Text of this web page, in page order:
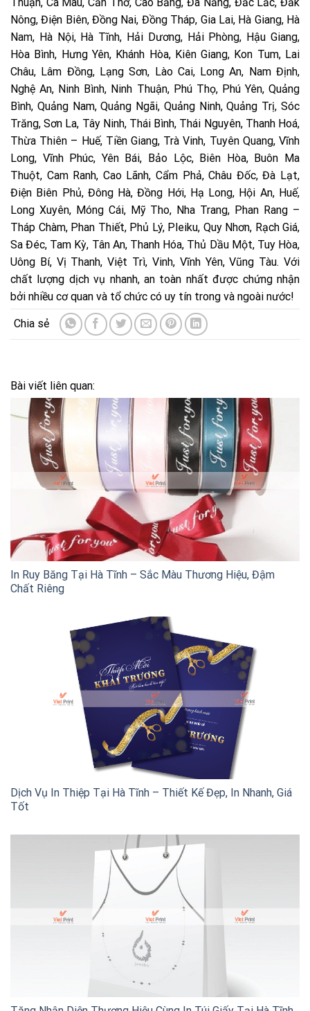
Thuận, Cà Mau, Cần Thơ, Cao Bằng, Đà Nẵng, Đắc Lắc, Đắk
Nông, Điện Biên, Đồng Nai, Đồng Tháp, Gia Lai, Hà Giang, Hà
Nam, Hà Nội, Hà Tĩnh, Hải Dương, Hải Phòng, Hậu Giang,
Hòa Bình, Hưng Yên, Khánh Hòa, Kiên Giang, Kon Tum, Lai
Châu, Lâm Đồng, Lạng Sơn, Lào Cai, Long An, Nam Định,
Nghệ An, Ninh Bình, Ninh Thuận, Phú Thọ, Phú Yên, Quảng
Bình, Quảng Nam, Quảng Ngãi, Quảng Ninh, Quảng Trị, Sóc
Trăng, Sơn La, Tây Ninh, Thái Bình, Thái Nguyên, Thanh Hoá,
Thừa Thiên – Huế, Tiền Giang, Trà Vinh, Tuyên Quang, Vĩnh
Long, Vĩnh Phúc, Yên Bái, Bảo Lộc, Biên Hòa, Buôn Ma
Thuột, Cam Ranh, Cao Lãnh, Cẩm Phả, Châu Đốc, Đà Lạt,
Điện Biên Phủ, Đông Hà, Đồng Hới, Hạ Long, Hội An, Huế,
Long Xuyên, Móng Cái, Mỹ Tho, Nha Trang, Phan Rang –
Tháp Chàm, Phan Thiết, Phủ Lý, Pleiku, Quy Nhơn, Rạch Giá,
Sa Đéc, Tam Kỳ, Tân An, Thanh Hóa, Thủ Dầu Một, Tuy Hòa,
Uông Bí, Vị Thanh, Việt Trì, Vinh, Vĩnh Yên, Vũng Tàu. Với
chất lượng dịch vụ nhanh, an toàn nhất được chứng nhận
bởi nhiều cơ quan và tổ chức có uy tín trong và ngoài nước!
Bài viết liên quan:
In Ruy Băng Tại Hà Tĩnh – Sắc Màu Thương Hiệu, Đậm
Chất Riêng
Dịch Vụ In Thiệp Tại Hà Tĩnh – Thiết Kế Đẹp, In Nhanh, Giá
Tốt